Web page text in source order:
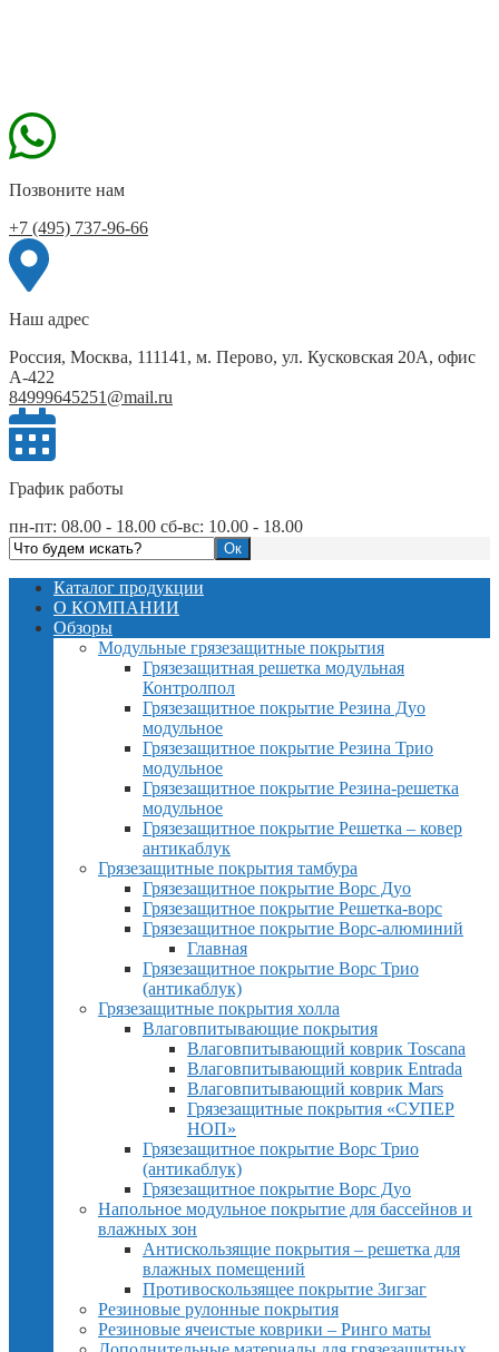
Позвоните нам
+7 (495) 737-96-66
Наш адрес
Россия, Москва, 111141, м. Перово, ул. Кусковская 20А, офис
А-422
84999645251@mail.ru
График работы
пн-пт: 08.00 - 18.00 сб-вс: 10.00 - 18.00
Каталог продукции
О КОМПАНИИ
Обзоры
Модульные грязезащитные покрытия
Грязезащитная решетка модульная
Контролпол
Грязезащитное покрытие Резина Дуо
модульное
Грязезащитное покрытие Резина Трио
модульное
Грязезащитное покрытие Резина-решетка
модульное
Грязезащитное покрытие Решетка – ковер
антикаблук
Грязезащитные покрытия тамбура
Грязезащитное покрытие Ворс Дуо
Грязезащитное покрытие Решетка-ворс
Грязезащитное покрытие Ворс-алюминий
Главная
Грязезащитное покрытие Ворс Трио
(антикаблук)
Грязезащитные покрытия холла
Влаговпитывающие покрытия
Влаговпитывающий коврик Toscana
Влаговпитывающий коврик Entrada
Влаговпитывающий коврик Mars
Грязезащитные покрытия «СУПЕР
НОП»
Грязезащитное покрытие Ворс Трио
(антикаблук)
Грязезащитное покрытие Ворс Дуо
Напольное модульное покрытие для бассейнов и
влажных зон
Антискользящие покрытия – решетка для
влажных помещений
Противоскользящее покрытие Зигзаг
Резиновые рулонные покрытия
Резиновые ячеистые коврики – Ринго маты